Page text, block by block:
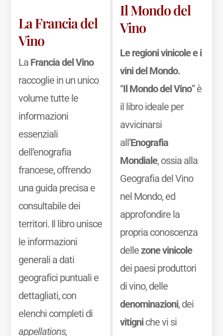
La Francia del
Vino
La Francia del Vino
raccoglie in un unico
volume tutte le
informazioni
essenziali
dell’enografia
francese, offrendo
una guida precisa e
consultabile dei
territori. Il libro unisce
le informazioni
generali a dati
geografici puntuali e
dettagliati, con
elenchi completi di
appellations,
Il Mondo del
Vino
Le regioni vinicole e i
vini del Mondo.
“Il Mondo del Vino” è
il libro ideale per
avvicinarsi
all’Enografia
Mondiale, ossia alla
Geografia del Vino
nel Mondo, ed
approfondire la
propria conoscenza
dellezone vinicole
dei paesi produttori
di vino, delle
denominazioni, dei
vitigniche vi si